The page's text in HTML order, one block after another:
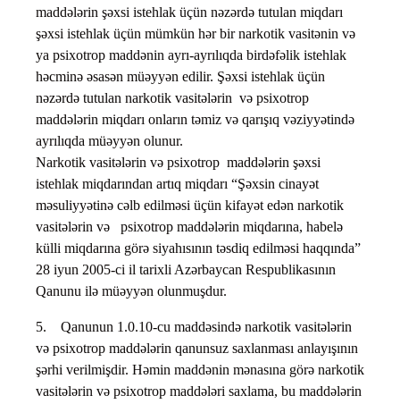
maddələrin şəxsi istehlak üçün nəzərdə tutulan miqdarı
şəxsi istehlak üçün mümkün hər bir narkotik vasitənin və
ya psixotrop maddənin ayrı-ayrılıqda birdəfəlik istehlak
həcminə əsasən müəyyən edilir. Şəxsi istehlak üçün
nəzərdə tutulan narkotik vasitələrin və psixotrop
maddələrin miqdarı onların təmiz və qarışıq vəziyyətində
ayrılıqda müəyyən olunur.
Narkotik vasitələrin və psixotrop maddələrin şəxsi
istehlak miqdarından artıq miqdarı “Şəxsin cinayət
məsuliyyətinə cəlb edilməsi üçün kifayət edən narkotik
vasitələrin və psixotrop maddələrin miqdarına, habelə
külli miqdarına görə siyahısının təsdiq edilməsi haqqında”
28 iyun 2005-ci il tarixli Azərbaycan Respublikasının
Qanunu ilə müəyyən olunmuşdur.
5. Qanunun 1.0.10-cu maddəsində narkotik vasitələrin
və psixotrop maddələrin qanunsuz saxlanması anlayışının
şərhi verilmişdir. Həmin maddənin mənasına görə narkotik
vasitələrin və psixotrop maddələri saxlama, bu maddələrin